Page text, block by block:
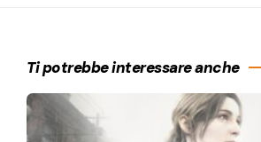
Ti potrebbe interessare anche